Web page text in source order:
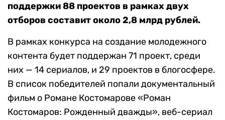
поддержки 88 проектов в рамках двух
отборов составит около 2,8 млрд рублей.
В рамках конкурса на создание молодежного
контента будет поддержан 71 проект, среди
них — 14 сериалов, и 29 проектов в блогосфере.
В список победителей попали документальный
фильм о Романе Костомарове «Роман
Костомаров: Рожденный дважды», веб-сериал